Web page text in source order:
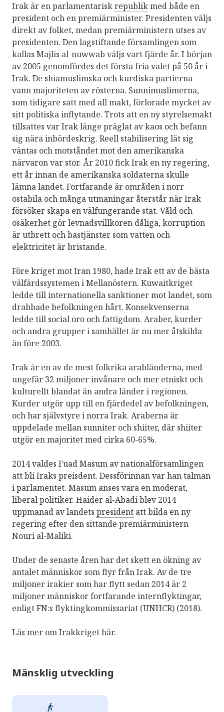
Irak är en parlamentariskrepublikmed både en
president och en premiärminister. Presidenten väljs
direkt av folket, medan premiärministern utses av
presidenten. Den lagstiftande församlingen som
kallas Majlis al-nuwwab väljs vart fjärde år. I början
av 2005 genomfördes det första fria valet på 50 år i
Irak. De shiamuslimska och kurdiska partierna
vann majoriteten av rösterna. Sunnimuslimerna,
som tidigare satt med all makt, förlorade mycket av
sitt politiska inflytande. Trots att en ny styrelsemakt
tillsattes var Irak länge präglat av kaos och befann
sig nära inbördeskrig. Reell stabilisering lät sig
väntas och motståndet mot den amerikanska
närvaron var stor. År 2010 fick Irak en ny regering,
ett år innan de amerikanska soldaterna skulle
lämna landet. Fortfarande är områden i norr
ostabila och många utmaningar återstår när Irak
försöker skapa en välfungerande stat. Våld och
osäkerhet gör levnadsvillkoren dåliga, korruption
är utbrett och bastjänster som vatten och
elektricitet är bristande.
Före kriget mot Iran 1980, hade Irak ett av de bästa
välfärdssystemen i Mellanöstern. Kuwaitkriget
ledde till internationella sanktioner mot landet, som
drabbade befolkningen hårt. Konsekvenserna
ledde till social oro och fattigdom. Araber, kurder
och andra grupper i samhället är nu mer åtskilda
än före 2003.
Irak är en av de mest folkrika arabländerna, med
ungefär 32 miljoner invånare och mer etniskt och
kulturellt blandat än andra länder i regionen.
Kurder utgör upp till en fjärdedel av befolkningen,
och har självstyre i norra Irak. Araberna är
uppdelade mellan sunniter och shiiter, där shiiter
utgör en majoritet med cirka 60-65%.
2014 valdes Fuad Masum av nationalförsamlingen
att bli Iraks preisdent. Dessförinnan var han talman
i parlamentet. Masum anses vara en moderat,
liberal politiker. Haider al-Abadi blev 2014
uppmanad av landets president att bilda en ny
regering efter den sittande premiärministern
Nouri al-Maliki.
Under de senaste åren har det skett en ökning av
antalet människor som flyr från Irak. Av de tre
miljoner irakier som har flytt sedan 2014 är 2
miljoner människor fortfarande internflyktingar,
enligt FN:s flyktingkommissariat (UNHCR) (2018).
Läs mer om Irakkriget här.
Mänsklig utveckling